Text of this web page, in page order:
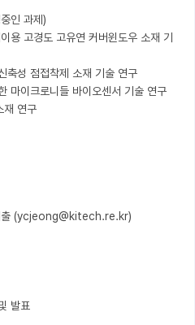
인 과제)